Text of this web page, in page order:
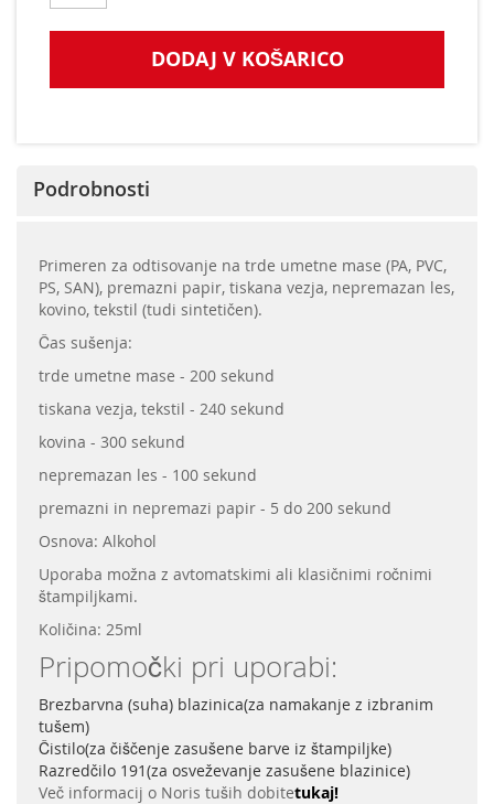
DODAJ V KOŠARICO
Podrobnosti
Primeren za odtisovanje na trde umetne mase (PA, PVC,
PS, SAN), premazni papir, tiskana vezja, nepremazan les,
kovino, tekstil (tudi sintetičen).
Čas sušenja:
trde umetne mase - 200 sekund
tiskana vezja, tekstil - 240 sekund
kovina - 300 sekund
nepremazan les - 100 sekund
premazni in nepremazi papir - 5 do 200 sekund
Osnova: Alkohol
Uporaba možna z avtomatskimi ali klasičnimi ročnimi
štampiljkami.
Količina: 25ml
Pripomočki pri uporabi:
Brezbarvna (suha) blazinica(za namakanje z izbranim
tušem)
Čistilo(za čiščenje zasušene barve iz štampiljke)
Razredčilo 191(za osveževanje zasušene blazinice)
Več informacij o Noris tuših dobitetukaj!